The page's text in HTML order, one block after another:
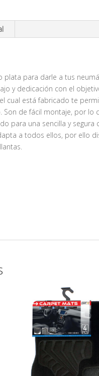
plata para darle a tus
y dedicación con el
cual está fabricado te
Son de fácil montaje, por
para una sencilla y
a todos ellos, por ello